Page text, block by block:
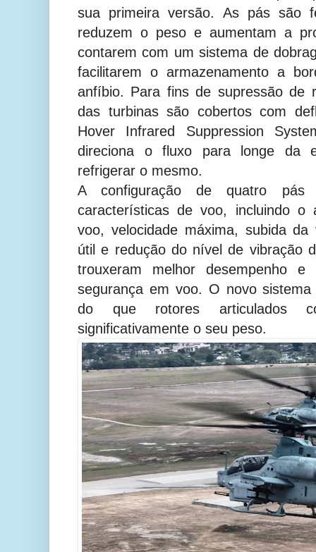
sua primeira versão. As pás são
reduzem o peso e aumentam a
contarem com um sistema de
facilitarem o armazenamento a
anfíbio. Para fins de supressão de
das turbinas são cobertos com
Hover Infrared Suppression
direciona o fluxo para longe da
refrigerar o mesmo.
A configuração de quatro pás
características de voo, incluindo o
voo, velocidade máxima, subida da
útil e redução do nível de vibração
trouxeram melhor desempenho e
segurança em voo. O novo
do que rotores articulados
significativamente o seu peso.